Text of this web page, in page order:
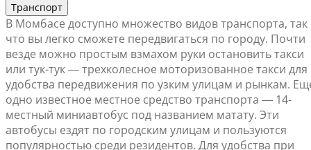
Транспорт
В Момбасе доступно множество видов транспорта, так
что вы легко сможете передвигаться по городу. Почти
везде можно простым взмахом руки остановить такси
или тук-тук ― трехколесное моторизованное такси для
удобства передвижения по узким улицам и рынкам.
одно известное местное средство транспорта ― 14-
местный миниавтобус под названием матату. Эти
автобусы ездят по городским улицам и пользуются
популярностью среди резидентов. Для удобства при